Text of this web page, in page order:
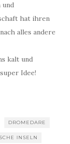
und
hat ihren
alles andere
kalt und
Idee!
DROMEDARE
INSELN